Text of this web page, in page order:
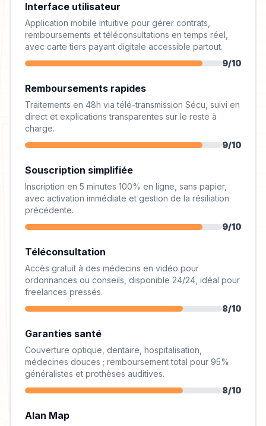
Interface utilisateur
Application mobile intuitive pour gérer contrats,
remboursements et téléconsultations en temps réel,
avec carte tiers payant digitale accessible partout.
9/10
Remboursements rapides
Traitements en 48h via télé-transmission Sécu, suivi en
direct et explications transparentes sur le reste à
charge.
9/10
Souscription simplifiée
Inscription en 5 minutes 100% en ligne, sans papier,
avec activation immédiate et gestion de la résiliation
précédente.
9/10
Téléconsultation
Accès gratuit à des médecins en vidéo pour
ordonnances ou conseils, disponible 24/24, idéal pour
freelances pressés.
8/10
Garanties santé
Couverture optique, dentaire, hospitalisation,
médecines douces ; remboursement total pour 95%
généralistes et prothèses auditives.
8/10
Alan Map